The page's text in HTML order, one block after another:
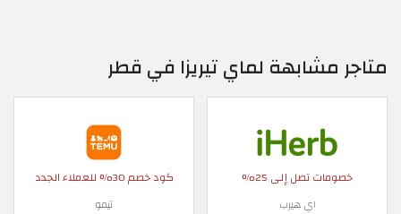
متاجر مشابهة لماي تيريزا في قطر
خصومات تصل إلى 25%
اي هيرب
كود خصم 30% للعملاء الجدد
تيمو